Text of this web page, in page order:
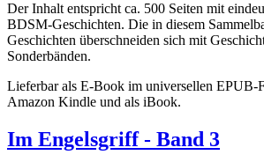
Der Inhalt entspricht ca. 500 Seiten mit
BDSM-Geschichten. Die in diesem
Geschichten überschneiden sich mit
Sonderbänden.
Lieferbar als E-Book im universellen EPUB-
Amazon Kindle und als iBook.
Im Engelsgriff - Band 3